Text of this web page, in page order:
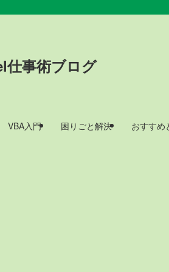
仕事術ブログ
VBA入門 困りごと解決 おすすめ